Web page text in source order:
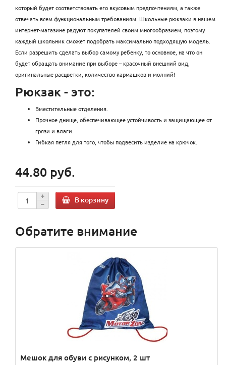
который будет соответствовать его вкусовым предпочтениям, а также
отвечать всем функциональным требованиям. Школьные рюкзаки в нашем
интернет-магазине радуют покупателей своим многообразием, поэтому
каждый школьник сможет подобрать максимально подходящую модель.
Если разрешить сделать выбор самому ребенку, то основное, на что он
будет обращать внимание при выборе – красочный внешний вид,
оригинальные расцветки, количество кармашков и молний!
Рюкзак - это:
Вместительные отделения.
Прочное днище, обеспечивающее устойчивость и защищающее от
грязи и влаги.
Гибкая петля для того, чтобы подвесить изделие на крючок.
44.80 руб.
В корзину
Обратите внимание
Мешок для обуви с рисунком, 2 шт